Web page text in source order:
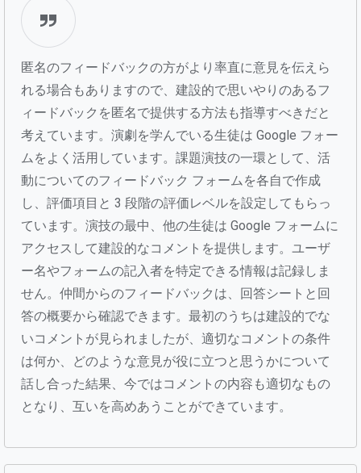
匿名のフィードバックの方がより率直に意見を伝えら
れる場合もありますので、建設的で思いやりのあるフ
ィードバックを匿名で提供する方法も指導すべきだと
考えています。演劇を学んでいる生徒は Google フォー
ムをよく活用しています。課題演技の一環として、活
動についてのフィードバック フォームを各自で作成
し、評価項目と 3 段階の評価レベルを設定してもらっ
ています。演技の最中、他の生徒は Google フォームに
アクセスして建設的なコメントを提供します。ユーザ
ー名やフォームの記入者を特定できる情報は記録しま
せん。仲間からのフィードバックは、回答シートと回
答の概要から確認できます。最初のうちは建設的でな
いコメントが見られましたが、適切なコメントの条件
は何か、どのような意見が役に立つと思うかについて
話し合った結果、今ではコメントの内容も適切なもの
となり、互いを高めあうことができています。